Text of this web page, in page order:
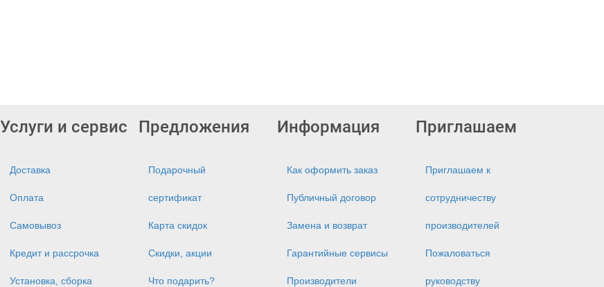
Услуги и сервис
Доставка
Оплата
Самовывоз
Кредит и рассрочка
Установка, сборка
Предложения
Подарочный
сертификат
Карта скидок
Скидки, акции
Что подарить?
Информация
Как оформить заказ
Публичный договор
Замена и возврат
Гарантийные сервисы
Производители
Приглашаем
Приглашаем к
сотрудничеству
производителей
Пожаловаться
руководству